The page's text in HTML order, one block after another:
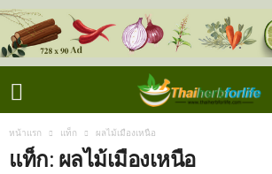
หน้าแรก แท็ก ผลไม้เมืองเหนือ
แท็ก: ผลไม้เมืองเหนือ